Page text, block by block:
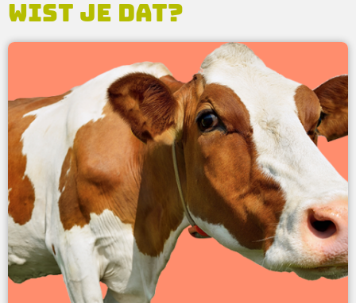
Wist je dat?